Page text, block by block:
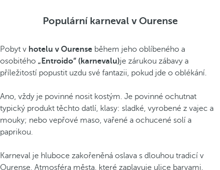
Populární karneval v Ourense
Pobyt v hotelu v Ourense během jeho oblíbeného a
osobitého „Entroido“ (karnevalu)je zárukou zábavy a
příležitostí popustit uzdu své fantazii, pokud jde o oblékání.
Ano, vždy je povinné nosit kostým. Je povinné ochutnat
typický produkt těchto datlí, klasy: sladké, vyrobené z vajec a
mouky; nebo vepřové maso, vařené a ochucené solí a
paprikou.
Karneval je hluboce zakořeněná oslava s dlouhou tradicí v
Ourense. Atmosféra města, které zaplavuje ulice barvami,